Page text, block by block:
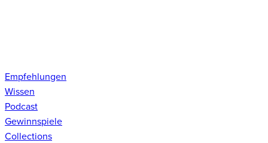
Empfehlungen
Wissen
Podcast
Gewinnspiele
Collections